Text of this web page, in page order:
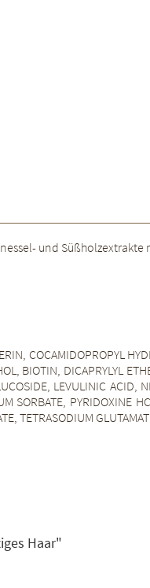
und
COCAMIDOPROPYL
BIOTIN, DICAPRYLYL
LEVULINIC
SORBATE, PYRIDOXINE
TETRASODIUM
Haar"